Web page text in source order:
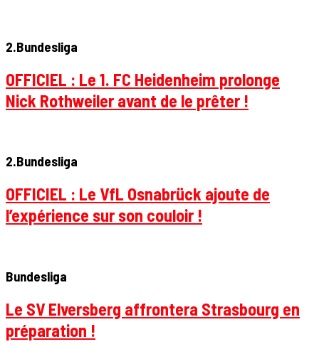
2.Bundesliga
OFFICIEL : Le 1. FC Heidenheim prolonge
Nick Rothweiler avant de le prêter !
2.Bundesliga
OFFICIEL : Le VfL Osnabrück ajoute de
l’expérience sur son couloir !
Bundesliga
Le SV Elversberg affrontera Strasbourg en
préparation !